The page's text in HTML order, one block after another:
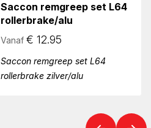
Saccon remgreep set L64
rollerbrake/alu
Vanaf € 12.95
Saccon remgreep set L64
rollerbrake zilver/alu